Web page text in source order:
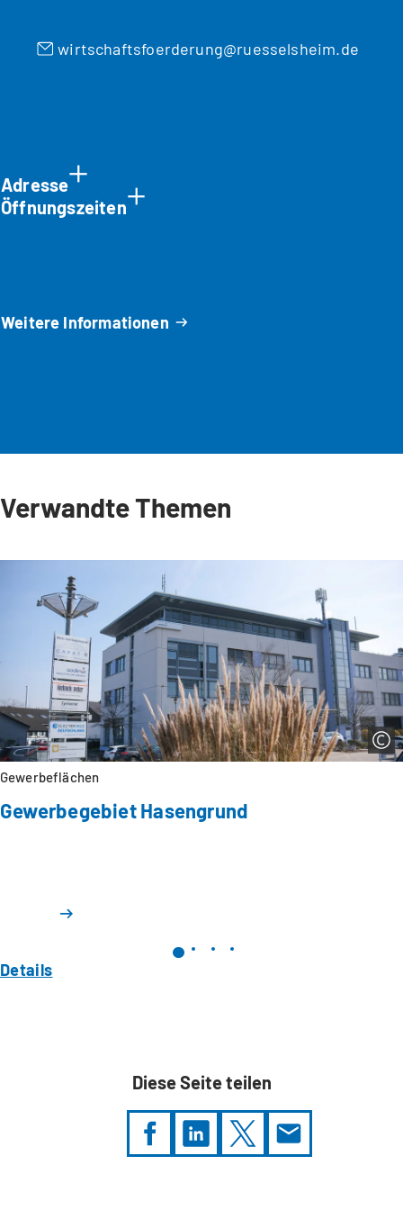
wirtschaftsfoerderung ruesselsheim de
Adresse
Öffnungszeiten
Weitere Informationen
Verwandte Themen
Gewerbeflächen
Gewerbegebiet Hasengrund
Details
Diese Seite teilen